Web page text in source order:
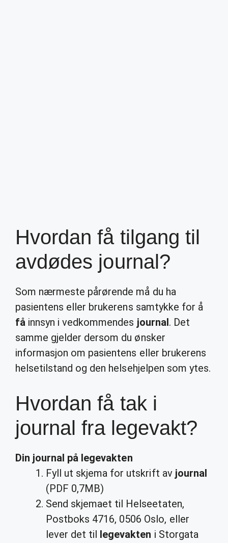
Hvordan få tilgang til
avdødes journal?
Som nærmeste pårørende må du ha
pasientens eller brukerens samtykke for å
få innsyn i vedkommendes journal. Det
samme gjelder dersom du ønsker
informasjon om pasientens eller brukerens
helsetilstand og den helsehjelpen som ytes.
Hvordan få tak i
journal fra legevakt?
Din journal på legevakten
Fyll ut skjema for utskrift av journal
(PDF 0,7MB)
Send skjemaet til Helseetaten,
Postboks 4716, 0506 Oslo, eller
lever det til legevakten i Storgata